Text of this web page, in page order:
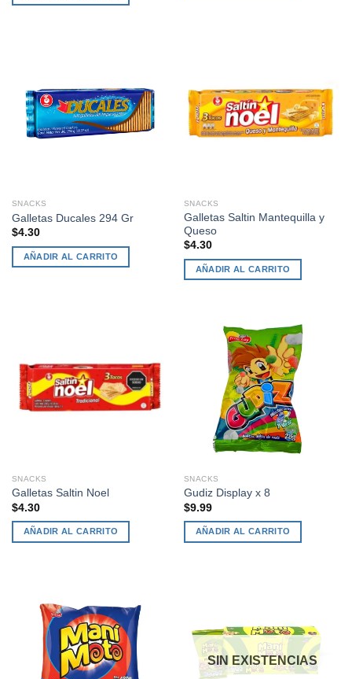
SNACKS
Galletas Ducales 294 Gr
$4.30
AÑADIR AL CARRITO
SNACKS
Galletas Saltin Mantequilla y
Queso
$4.30
AÑADIR AL CARRITO
SNACKS
Galletas Saltin Noel
$4.30
AÑADIR AL CARRITO
SNACKS
Gudiz Display x 8
$9.99
AÑADIR AL CARRITO
SIN EXISTENCIAS